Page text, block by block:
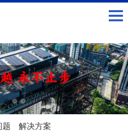
题 解决方案